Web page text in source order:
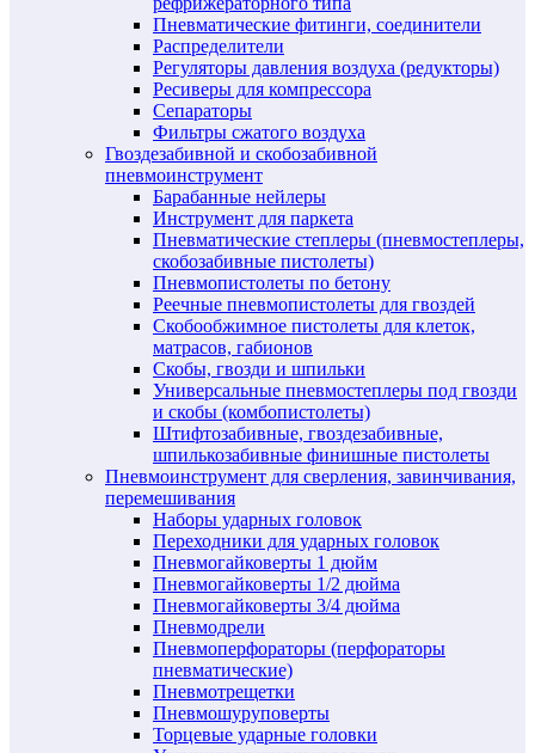
Пневматические фитинги, соединители
Распределители
Регуляторы давления воздуха (редукторы)
Ресиверы для компрессора
Сепараторы
Фильтры сжатого воздуха
Гвоздезабивной и скобозабивной
пневмоинструмент
Барабанные нейлеры
Инструмент для паркета
Пневматические степлеры (пневмостеплеры,
скобозабивные пистолеты)
Пневмопистолеты по бетону
Реечные пневмопистолеты для гвоздей
Скобообжимное пистолеты для клеток,
матрасов, габионов
Скобы, гвозди и шпильки
Универсальные пневмостеплеры под гвозди
и скобы (комбопистолеты)
Штифтозабивные, гвоздезабивные,
шпилькозабивные финишные пистолеты
Пневмоинструмент для сверления, завинчивания,
перемешивания
Наборы ударных головок
Переходники для ударных головок
Пневмогайковерты 1 дюйм
Пневмогайковерты 1/2 дюйма
Пневмогайковерты 3/4 дюйма
Пневмодрели
Пневмоперфораторы (перфораторы
пневматические)
Пневмотрещетки
Пневмошуруповерты
Торцевые ударные головки